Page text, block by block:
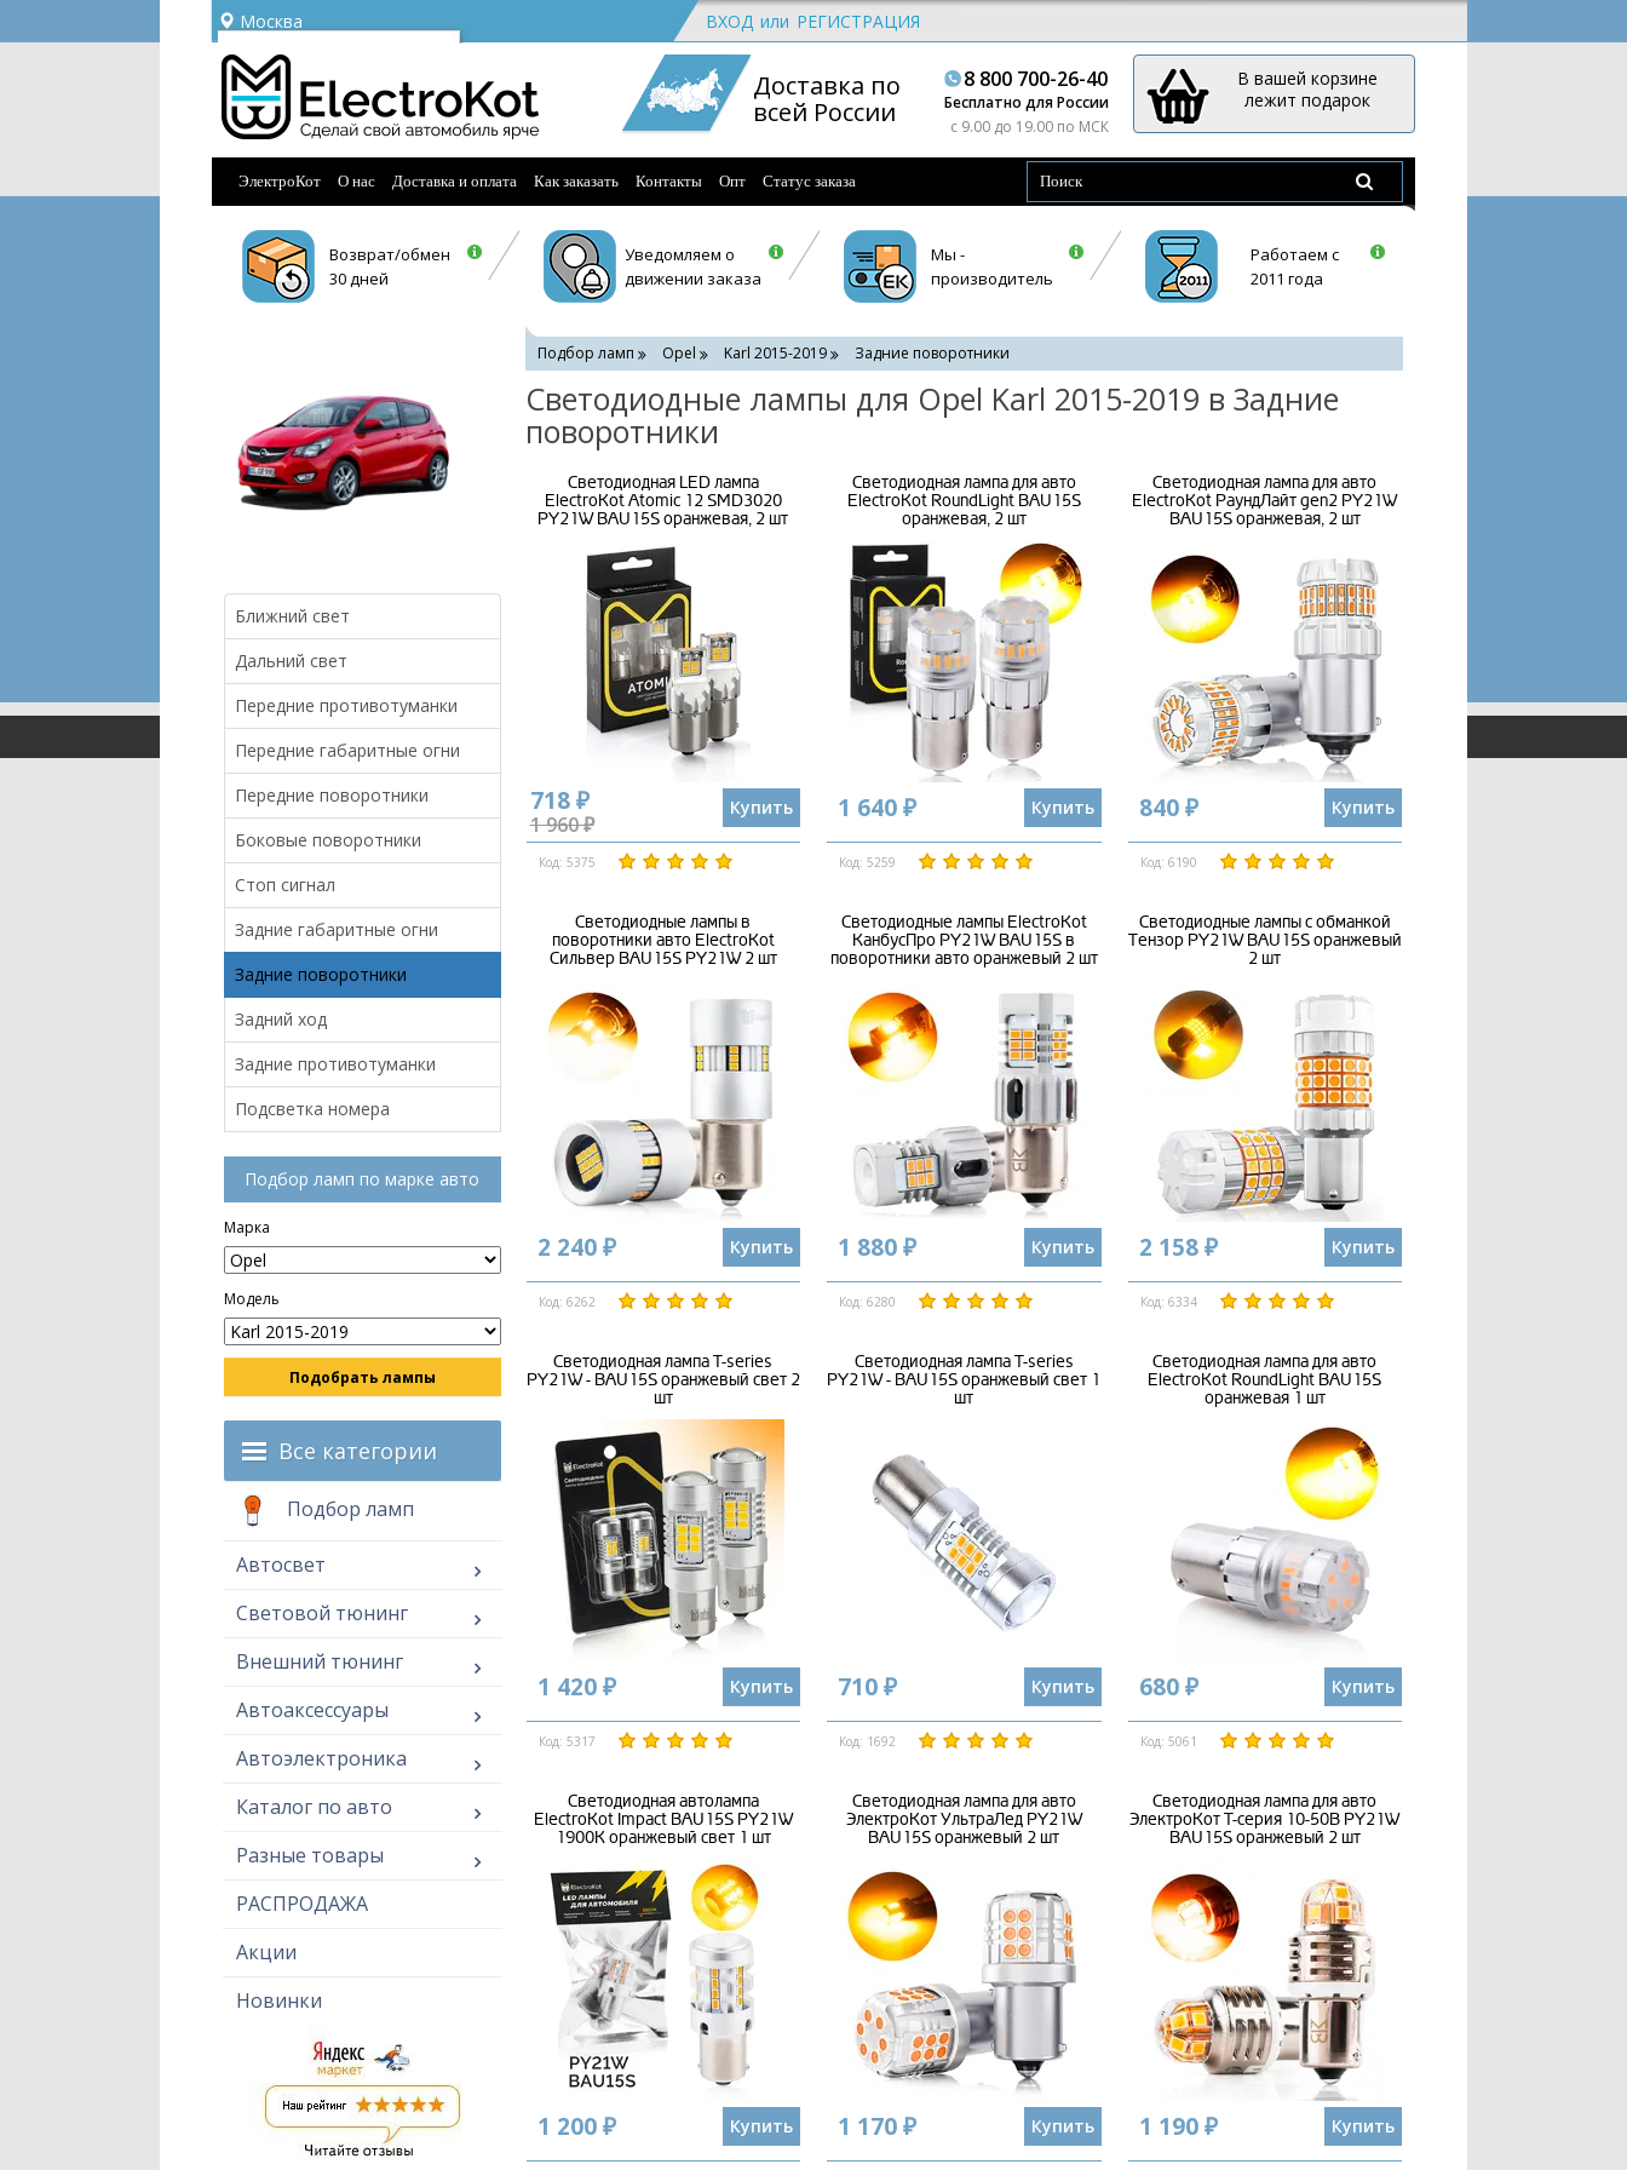
Москва
Ваш город —
Угадали?
ВХОД или РЕГИСТРАЦИЯ
Доставка по
всей России
8 800 700-26-40
Бесплатно для России
c 9.00 до 19.00 по МСК
В вашей корзине
лежит подарок
ЭлектроКот О нас Доставка и оплата Как заказать Контакты Опт Статус заказа
Возврат/обмен
30 дней
Уведомляем о
движении заказа
Мы -
производитель
Работаем с
2011 года
Ближний свет
Дальний свет
Передние противотуманки
Передние габаритные огни
Передние поворотники
Боковые поворотники
Стоп сигнал
Задние габаритные огни
Задние поворотники
Задний ход
Задние противотуманки
Подсветка номера
Подбор ламп по марке авто
Марка
Модель
Подобрать лампы
Все категории
Подбор ламп
Автосвет
Световой тюнинг
Внешний тюнинг
Автоаксессуары
Автоэлектроника
Каталог по авто
Разные товары
РАСПРОДАЖА
Акции
Новинки
Подбор ламп Opel Karl 2015-2019 Задние поворотники
Светодиодные лампы для Opel Karl 2015-2019 в Задние
поворотники
Светодиодная LED лампа
ElectroKot Atomic 12 SMD3020
PY21W BAU15S оранжевая, 2 шт
718 ₽
1 960 ₽
Купить
Код: 5375
Светодиодная лампа для авто
ElectroKot RoundLight BAU15S
оранжевая, 2 шт
1 640 ₽ Купить
Код: 5259
Светодиодная лампа для авто
ElectroKot РаундЛайт gen2 PY21W
BAU15S оранжевая, 2 шт
840 ₽ Купить
Код: 6190
Светодиодные лампы в
поворотники авто ElectroKot
Сильвер BAU15S PY21W 2 шт
2 240 ₽ Купить
Код: 6262
Светодиодные лампы ElectroKot
КанбусПро PY21W BAU15S в
поворотники авто оранжевый 2 шт
1 880 ₽ Купить
Код: 6280
Светодиодные лампы с обманкой
Тензор PY21W BAU15S оранжевый
2 шт
2 158 ₽ Купить
Код: 6334
Светодиодная лампа T-series
PY21W - BAU15S оранжевый свет 2
шт
1 420 ₽ Купить
Код: 5317
Светодиодная лампа T-series
PY21W - BAU15S оранжевый свет 1
шт
710 ₽ Купить
Код: 1692
Светодиодная лампа для авто
ElectroKot RoundLight BAU15S
оранжевая 1 шт
680 ₽ Купить
Код: 5061
Светодиодная автолампа
ElectroKot Impact BAU15S PY21W
1900K оранжевый свет 1 шт
1 200 ₽ Купить
Светодиодная лампа для авто
ЭлектроКот УльтраЛед PY21W
BAU15S оранжевый 2 шт
1 170 ₽ Купить
Светодиодная лампа для авто
ЭлектроКот Т-серия 10-50В PY21W
BAU15S оранжевый 2 шт
1 190 ₽ Купить